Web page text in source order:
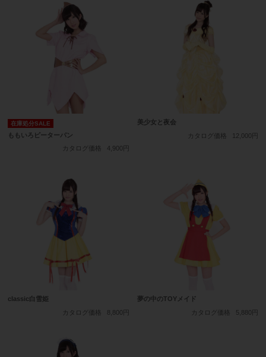
在庫処分SALE
ももいろピーターパン
カタログ価格
4,900円
美少女と夜会
カタログ価格
12,000円
classic白雪姫
カタログ価格
8,800円
夢の中のTOYメイド
カタログ価格
5,880円